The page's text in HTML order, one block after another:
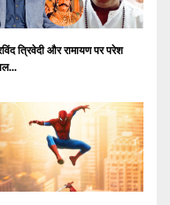
त्रिवेदी और रामायण पर परेश